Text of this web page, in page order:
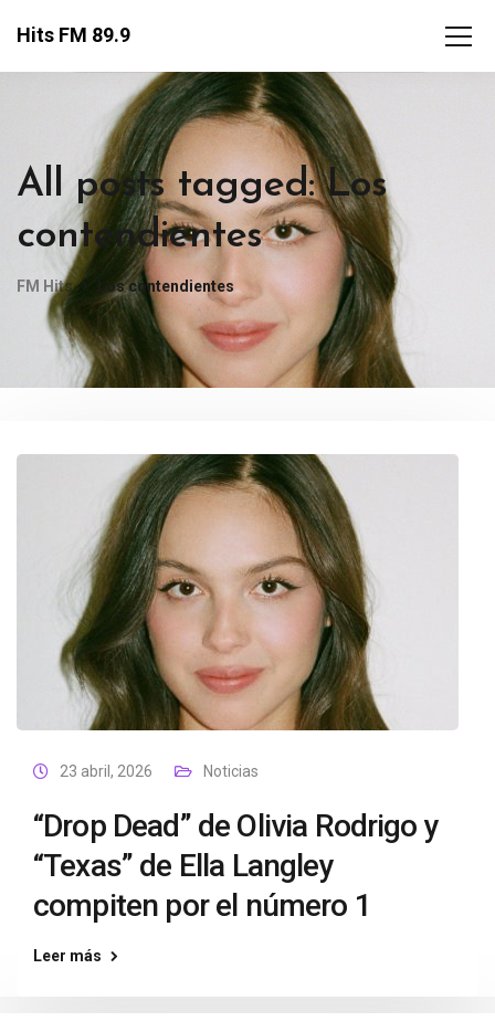
Hits FM 89.9
All posts tagged: Los
contendientes
FM Hits Los contendientes
23 abril, 2026 Noticias
“Drop Dead” de Olivia Rodrigo y
“Texas” de Ella Langley
compiten por el número 1
Leer más